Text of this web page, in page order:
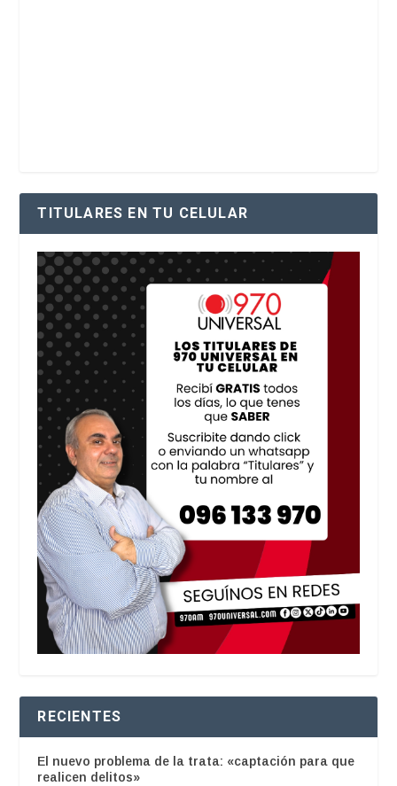
TITULARES EN TU CELULAR
RECIENTES
El nuevo problema de la trata: «captación para que
realicen delitos»